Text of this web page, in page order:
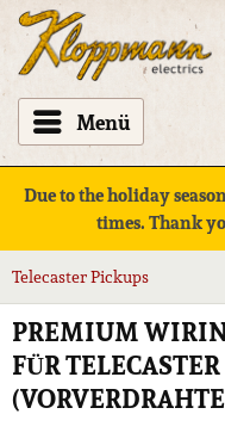
Menü
Due to the holiday
times. Thank
Telecaster Pickups
PREMIUM
FÜR TELECASTER